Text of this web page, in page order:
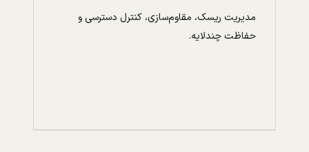
مدیریت ریسک، مقاوم‌سازی، کنترل دسترسی و
حفاظت چندلایه.